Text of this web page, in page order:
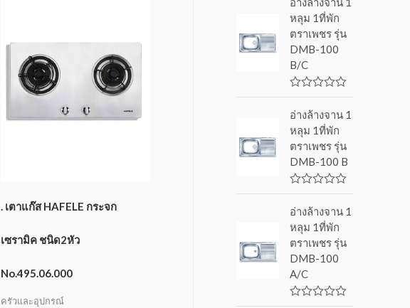
. เตาแก๊ส HAFELE กระจก
เซรามิค ชนิด2หัว
No.495.06.000
ครัวและอุปกรณ์
t
e
0
o
u
t
o
หลุม 1ที่พัก
ตราเพชร รุ่น
DMB-100
B/C
a
t
e
0
o
u
t
5
อ่างล้างจาน 1
หลุม 1ที่พัก
ตราเพชร รุ่น
DMB-100 B
a
t
e
0
o
u
t
o
อ่างล้างจาน 1
หลุม 1ที่พัก
ตราเพชร รุ่น
DMB-100
A/C